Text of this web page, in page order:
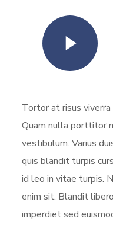
Tortor at risus
Quam nulla porttitor
vestibulum. Varius
quis blandit turpis
id leo in vitae turpis.
enim sit. Blandit
imperdiet sed